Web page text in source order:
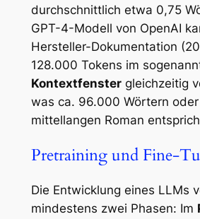
durchschnittlich etwa 0,75
GPT-4-Modell von OpenAI
Hersteller-Dokumentation
128.000 Tokens im
Kontextfenstergleichzeitig
was ca. 96.000 Wörtern
mittellangen Roman
Pretraining und Fine-
Die Entwicklung eines LLMs
mindestens zwei Phasen: Im